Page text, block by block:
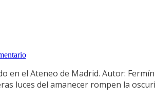
en el Ateneo de Madrid. Autor:
luces del amanecer rompen la